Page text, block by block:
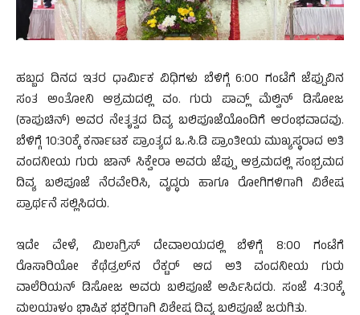
ಹಬ್ಬದ ದಿನದ ಇತರ ಧಾರ್ಮಿಕ ವಿಧಿಗಳು ಬೆಳಿಗ್ಗೆ 6:00 ಗಂಟೆಗೆ ಜೆಪ್ಪುವಿನ
ಸಂತ ಅಂತೋನಿ ಆಶ್ರಮದಲ್ಲಿ ವಂ. ಗುರು ಪಾವ್ಲ್ ಮೆಲ್ವಿನ್ ಡಿಸೋಜ
(ಕಾಪುಚಿನ್) ಅವರ ನೇತೃತ್ವದ ದಿವ್ಯ ಬಲಿಪೂಜೆಯೊಂದಿಗೆ ಆರಂಭವಾದವು.
ಬೆಳಿಗ್ಗೆ 10:30ಕ್ಕೆ ಕರ್ನಾಟಕ ಪ್ರಾಂತ್ಯದ ಒ.ಸಿ.ಡಿ ಪ್ರಾಂತೀಯ ಮುಖ್ಯಸ್ಥರಾದ ಅತಿ
ವಂದನೀಯ ಗುರು ಜಾನ್ ಸಿಕ್ವೇರಾ ಅವರು ಜೆಪ್ಪು ಆಶ್ರಮದಲ್ಲಿ ಸಂಭ್ರಮದ
ದಿವ್ಯ ಬಲಿಪೂಜೆ ನೆರವೇರಿಸಿ, ವೃದ್ಧರು ಹಾಗೂ ರೋಗಿಗಳಿಗಾಗಿ ವಿಶೇಷ
ಪ್ರಾರ್ಥನೆ ಸಲ್ಲಿಸಿದರು.
ಇದೇ ವೇಳೆ, ಮಿಲಾಗ್ರಿಸ್ ದೇವಾಲಯದಲ್ಲಿ ಬೆಳಿಗ್ಗೆ 8:00 ಗಂಟೆಗೆ
ರೊಸಾರಿಯೋ ಕೆಥೆಡ್ರಲ್‌ನ ರೆಕ್ಟರ್ ಆದ ಅತಿ ವಂದನೀಯ ಗುರು
ವಾಲೆರಿಯನ್ ಡಿಸೋಜ ಅವರು ಬಲಿಪೂಜೆ ಅರ್ಪಿಸಿದರು. ಸಂಜೆ 4:30ಕ್ಕೆ
ಮಲಯಾಳಂ ಭಾಷಿಕ ಭಕ್ತರಿಗಾಗಿ ವಿಶೇಷ ದಿವ್ಯ ಬಲಿಪೂಜೆ ಜರುಗಿತು.